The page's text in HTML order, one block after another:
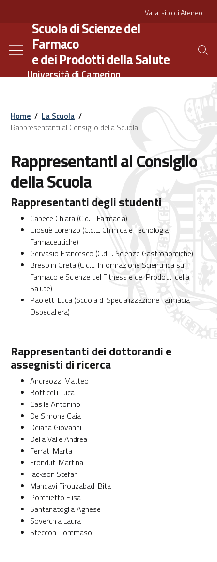
contenuto
Slim
Vai al sito di Ateneo
Scuola di Scienze del
Farmaco
e dei Prodotti della Salute
Università di Camerino
Home / La Scuola /
Rappresentanti al Consiglio della Scuola
Rappresentanti al Consiglio
della Scuola
Rappresentanti degli studenti
Capece Chiara (C.d.L. Farmacia)
Giosuè Lorenzo (C.d.L. Chimica e Tecnologia
Farmaceutiche)
Gervasio Francesco (C.d.L. Scienze Gastronomiche)
Bresolin Greta (C.d.L. Informazione Scientifica sul
Farmaco e Scienze del Fitness e dei Prodotti della
Salute)
Paoletti Luca (Scuola di Specializzazione Farmacia
Ospedaliera)
Rappresentanti dei dottorandi e
assegnisti di ricerca
Andreozzi Matteo
Botticelli Luca
Casile Antonino
De Simone Gaia
Deiana Giovanni
Della Valle Andrea
Ferrati Marta
Fronduti Martina
Jackson Stefan
Mahdavi Firouzabadi Bita
Porchietto Elisa
Santanatoglia Agnese
Soverchia Laura
Stecconi Tommaso